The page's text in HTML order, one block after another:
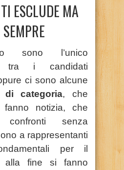
ESCLUDE MA
sono l’unico
tra i candidati
ci sono alcune
di categoria, che
notizia, che
confronti senza
a rappresentanti
per il
alla fine si fanno